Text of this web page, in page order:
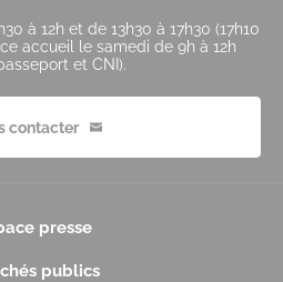
à 12h et de 13h30 à 17h30 (17h10
accueil le samedi de 9h à 12h
et CNI).
contacter
presse
publics